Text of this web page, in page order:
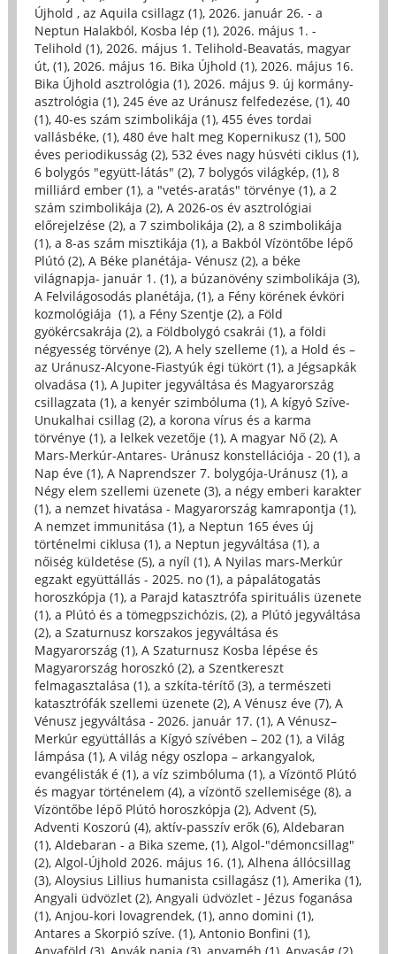
Újhold , az Aquila csillagz (1), 2026. január 26. - a
Neptun Halakból, Kosba lép (1), 2026. május 1. -
Telihold (1), 2026. május 1. Telihold-Beavatás, magyar
út, (1), 2026. május 16. Bika Újhold (1), 2026. május 16.
Bika Újhold asztrológia (1), 2026. május 9. új kormány-
asztrológia (1), 245 éve az Uránusz felfedezése, (1), 40
(1), 40-es szám szimbolikája (1), 455 éves tordai
vallásbéke, (1), 480 éve halt meg Kopernikusz (1), 500
éves periodikusság (2), 532 éves nagy húsvéti ciklus (1),
6 bolygós "együtt-látás" (2), 7 bolygós világkép, (1), 8
milliárd ember (1), a "vetés-aratás" törvénye (1), a 2
szám szimbolikája (2), A 2026-os év asztrológiai
előrejelzése (2), a 7 szimbolikája (2), a 8 szimbolikája
(1), a 8-as szám misztikája (1), a Bakból Vízöntőbe lépő
Plútó (2), A Béke planétája- Vénusz (2), a béke
világnapja- január 1. (1), a búzanövény szimbolikája (3),
A Felvilágosodás planétája, (1), a Fény körének évköri
kozmológiája (1), a Fény Szentje (2), a Föld
gyökércsakrája (2), a Földbolygó csakrái (1), a földi
négyesség törvénye (2), A hely szelleme (1), a Hold és –
az Uránusz-Alcyone-Fiastyúk égi tükört (1), a Jégsapkák
olvadása (1), A Jupiter jegyváltása és Magyarország
csillagzata (1), a kenyér szimbóluma (1), A kígyó Szíve-
Unukalhai csillag (2), a korona vírus és a karma
törvénye (1), a lelkek vezetője (1), A magyar Nő (2), A
Mars-Merkúr-Antares- Uránusz konstellációja - 20 (1), a
Nap éve (1), A Naprendszer 7. bolygója-Uránusz (1), a
Négy elem szellemi üzenete (3), a négy emberi karakter
(1), a nemzet hivatása - Magyarország kamrapontja (1),
A nemzet immunitása (1), a Neptun 165 éves új
történelmi ciklusa (1), a Neptun jegyváltása (1), a
nőiség küldetése (5), a nyíl (1), A Nyilas mars-Merkúr
egzakt együttállás - 2025. no (1), a pápalátogatás
horoszkópja (1), a Parajd katasztrófa spirituális üzenete
(1), a Plútó és a tömegpszichózis, (2), a Plútó jegyváltása
(2), a Szaturnusz korszakos jegyváltása és
Magyarország (1), A Szaturnusz Kosba lépése és
Magyarország horoszkó (2), a Szentkereszt
felmagasztalása (1), a szkíta-térítő (3), a természeti
katasztrófák szellemi üzenete (2), A Vénusz éve (7), A
Vénusz jegyváltása - 2026. január 17. (1), A Vénusz–
Merkúr együttállás a Kígyó szívében – 202 (1), a Világ
lámpása (1), A világ négy oszlopa – arkangyalok,
evangélisták é (1), a víz szimbóluma (1), a Vízöntő Plútó
és magyar történelem (4), a vízöntő szellemisége (8), a
Vízöntőbe lépő Plútó horoszkópja (2), Advent (5),
Adventi Koszorú (4), aktív-passzív erők (6), Aldebaran
(1), Aldebaran - a Bika szeme, (1), Algol-"démoncsillag"
(2), Algol-Újhold 2026. május 16. (1), Alhena állócsillag
(3), Aloysius Lillius humanista csillagász (1), Amerika (1),
Angyali üdvözlet (2), Angyali üdvözlet - Jézus foganása
(1), Anjou-kori lovagrendek, (1), anno domini (1),
Antares a Skorpió szíve. (1), Antonio Bonfini (1),